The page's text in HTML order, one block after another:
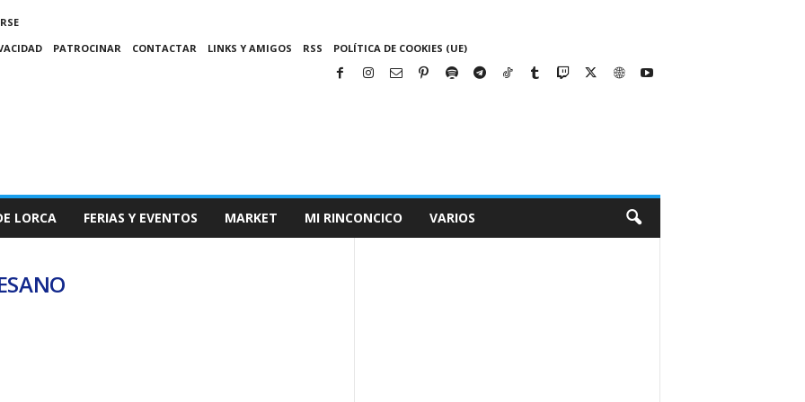
PATROCINAR CONTACTAR LINKS Y AMIGOS RSS POLÍTICA DE COOKIES (UE)
LORCA FERIAS Y EVENTOS MARKET MI RINCONCICO VARIOS